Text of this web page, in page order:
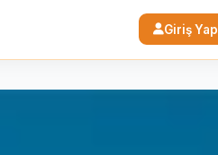
Giriş Yap